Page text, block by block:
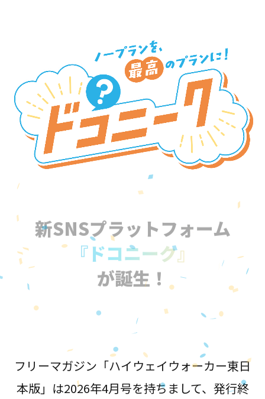
新SNSプラットフォーム
『ドコニーク』
が誕生！
フリーマガジン「ハイウェイウォーカー東日
本版」は2026年4月号を持ちまして、発行終